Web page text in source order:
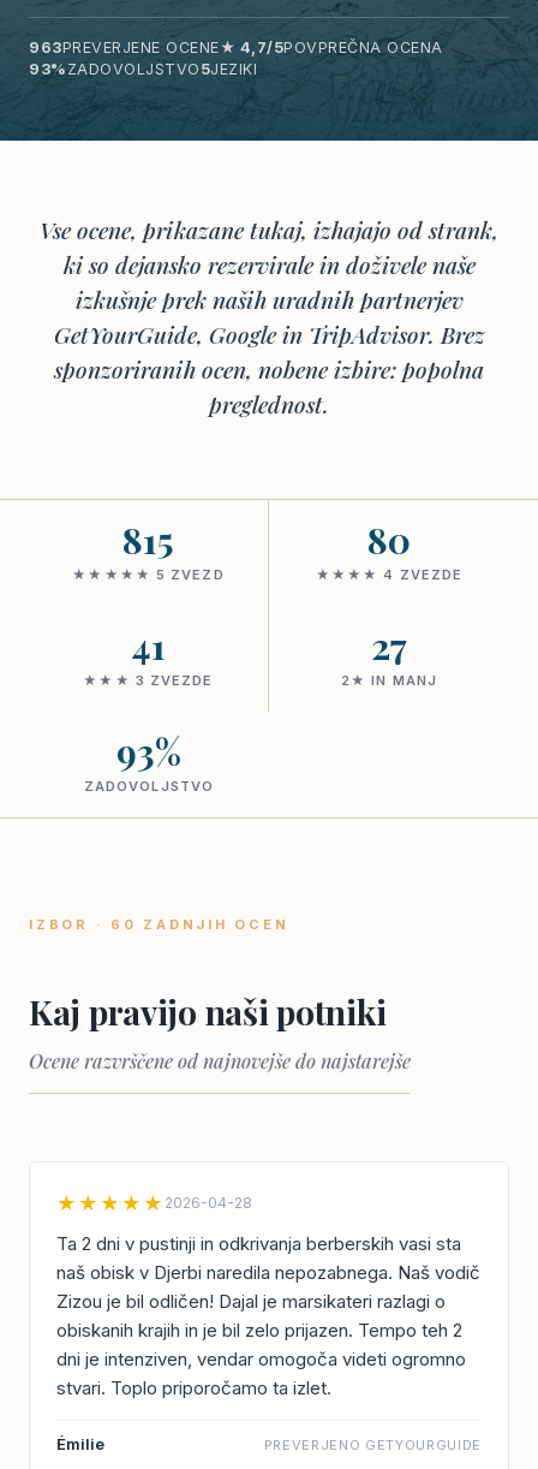
963PREVERJENE OCENE★ 4,7/5POVPREČNA OCENA
93% ZADOVOLJSTVO 5JEZIKI
Vse ocene, prikazane tukaj, izhajajo od strank,
ki so dejansko rezervirale in doživele naše
izkušnje prek naših uradnih partnerjev
GetYourGuide, Google in TripAdvisor. Brez
sponzoriranih ocen, nobene izbire: popolna
preglednost.
815
★★★★★ 5 ZVEZD
80
★★★★ 4 ZVEZDE
41
★★★ 3 ZVEZDE
27
2★ IN MANJ
93%
ZADOVOLJSTVO
IZBOR · 60 ZADNJIH OCEN
Kaj pravijo naši potniki
Ocene razvrščene od najnovejše do najstarejše
★★★★★ 2026-04-28
Ta 2 dni v pustinji in odkrivanja berberskih vasi sta
naš obisk v Djerbi naredila nepozabnega. Naš vodič
Zizou je bil odličen! Dajal je marsikateri razlagi o
obiskanih krajih in je bil zelo prijazen. Tempo teh 2
dni je intenziven, vendar omogoča videti ogromno
stvari. Toplo priporočamo ta izlet.
Émilie PREVERJENO GETYOURGUIDE